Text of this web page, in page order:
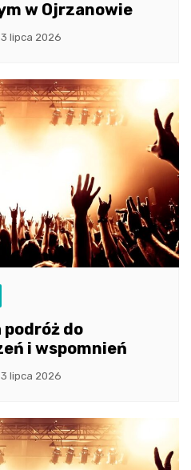
w Ojrzanowie
3 lipca 2026
podróż do
i wspomnień
3 lipca 2026